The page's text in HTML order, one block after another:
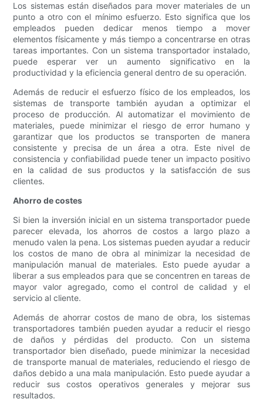
Los sistemas están diseñados para mover materiales de un
punto a otro con el mínimo esfuerzo. Esto significa que los
empleados pueden dedicar menos tiempo a mover
elementos físicamente y más tiempo a concentrarse en otras
tareas importantes. Con un sistema transportador instalado,
puede esperar ver un aumento significativo en la
productividad y la eficiencia general dentro de su operación.
Además de reducir el esfuerzo físico de los empleados, los
sistemas de transporte también ayudan a optimizar el
proceso de producción. Al automatizar el movimiento de
materiales, puede minimizar el riesgo de error humano y
garantizar que los productos se transporten de manera
consistente y precisa de un área a otra. Este nivel de
consistencia y confiabilidad puede tener un impacto positivo
en la calidad de sus productos y la satisfacción de sus
clientes.
Ahorro de costes
Si bien la inversión inicial en un sistema transportador puede
parecer elevada, los ahorros de costos a largo plazo a
menudo valen la pena. Los sistemas pueden ayudar a reducir
los costos de mano de obra al minimizar la necesidad de
manipulación manual de materiales. Esto puede ayudar a
liberar a sus empleados para que se concentren en tareas de
mayor valor agregado, como el control de calidad y el
servicio al cliente.
Además de ahorrar costos de mano de obra, los sistemas
transportadores también pueden ayudar a reducir el riesgo
de daños y pérdidas del producto. Con un sistema
transportador bien diseñado, puede minimizar la necesidad
de transporte manual de materiales, reduciendo el riesgo de
daños debido a una mala manipulación. Esto puede ayudar a
reducir sus costos operativos generales y mejorar sus
resultados.